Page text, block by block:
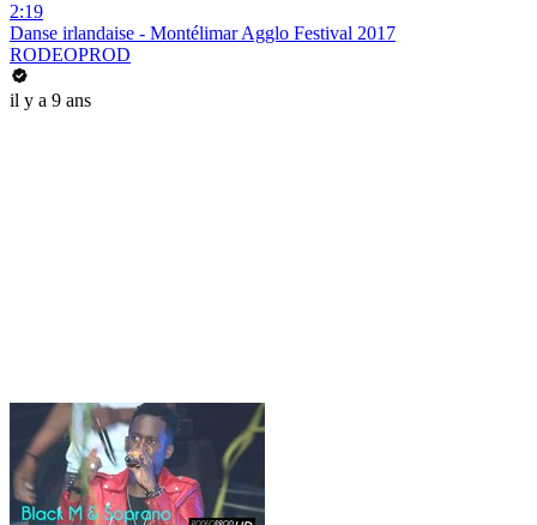
2:19
Danse irlandaise - Montélimar Agglo Festival 2017
RODEOPROD
il y a 9 ans